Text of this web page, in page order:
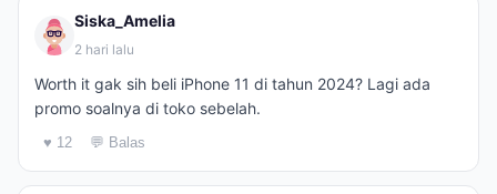
Siska_Amelia
2 hari lalu
Worth it gak sih beli iPhone 11 di tahun 2024? Lagi ada
promo soalnya di toko sebelah.
♥ 12 💬 Balas